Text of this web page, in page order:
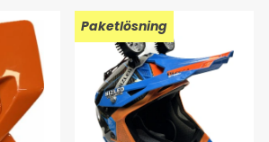
Paketlösning